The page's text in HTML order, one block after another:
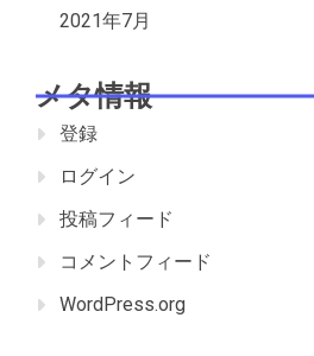
2021年7月
メタ情報
登録
ログイン
投稿フィード
コメントフィード
WordPress.org